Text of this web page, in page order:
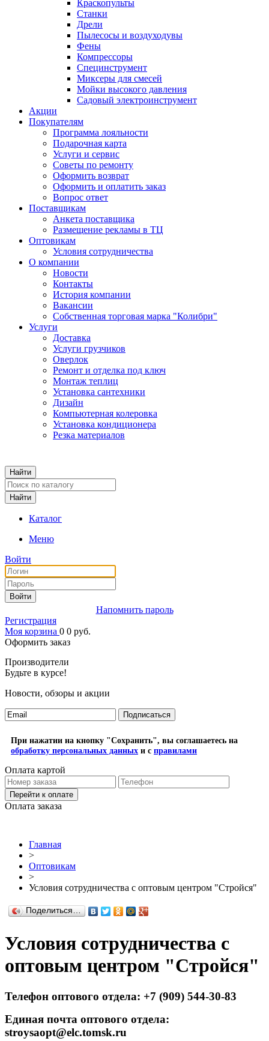
Краскопульты
Станки
Дрели
Пылесосы и воздуходувы
Фены
Компрессоры
Специнструмент
Миксеры для смесей
Мойки высокого давления
Садовый электроинструмент
Акции
Покупателям
Программа лояльности
Подарочная карта
Услуги и сервис
Советы по ремонту
Оформить возврат
Оформить и оплатить заказ
Вопрос ответ
Поставщикам
Анкета поставщика
Размещение рекламы в ТЦ
Оптовикам
Условия сотрудничества
О компании
Новости
Контакты
История компании
Вакансии
Собственная торговая марка "Колибри"
Услуги
Доставка
Услуги грузчиков
Оверлок
Ремонт и отделка под ключ
Монтаж теплиц
Установка сантехники
Дизайн
Компьютерная колеровка
Установка кондиционера
Резка материалов
Каталог
Меню
Войти
Войти
Напомнить пароль
Регистрация
Моя корзина 0 0 руб.
Оформить заказ
Производители
Будьте в курсе!
Новости, обзоры и акции
Подписаться
При нажатии на кнопку "Сохранить", вы соглашаетесь на
обработку персональных данных и с правилами
Оплата картой
Перейти к оплате
Оплата заказа
Главная
>
Оптовикам
>
Условия сотрудничества с оптовым центром "Стройся"
Поделиться…
Условия сотрудничества с
оптовым центром "Стройся"
Телефон оптового отдела: +7 (909) 544-30-83
Единая почта оптового отдела:
stroysaopt@elc.tomsk.ru